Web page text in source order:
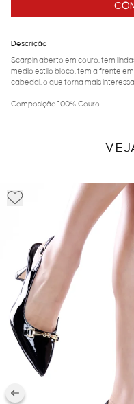
Descrição
Scarpin aberto em couro, tem
médio estilo bloco, tem a frente
cabedal, o que torna mais
Composição:100% Couro